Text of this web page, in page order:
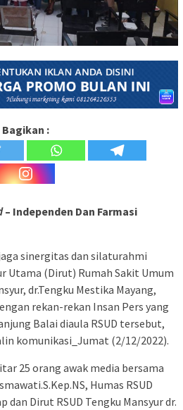
Bagikan :
– Independen Dan Farmasi
sinergitas dan silaturahmi
Utama (Dirut) Rumah Sakit Umum
dr.Tengku Mestika Mayang,
rekan-rekan Insan Pers yang
Balai diaula RSUD tersebut,
komunikasi_Jumat (2/12/2022).
25 orang awak media bersama
Humas RSUD
dan Dirut RSUD Tengku Mansyur dr.